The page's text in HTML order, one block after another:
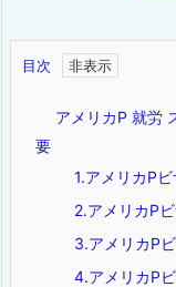
目次
アメリカP 就労
要
1.アメリカP
2.アメリカP
3.アメリカP
4.アメリカP